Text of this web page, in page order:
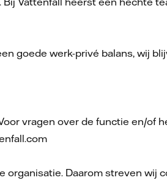
goede werk-privé balans, wij
vragen over de functie en/of
Daarom streven wij